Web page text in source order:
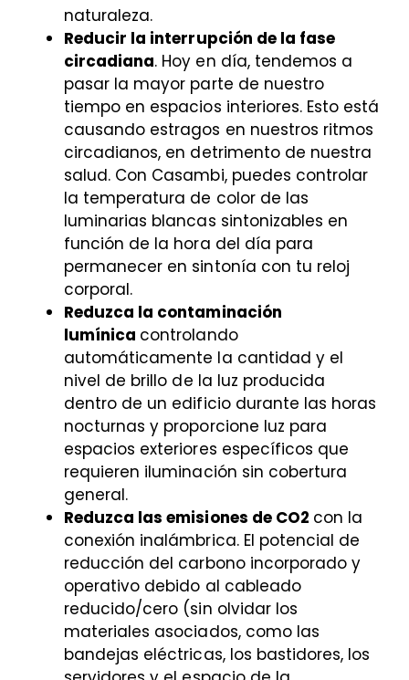
naturaleza.
Reducir la interrupción de la fase
circadiana. Hoy en día, tendemos a
pasar la mayor parte de nuestro
tiempo en espacios interiores. Esto está
causando estragos en nuestros ritmos
circadianos, en detrimento de nuestra
salud. Con Casambi, puedes controlar
la temperatura de color de las
luminarias blancas sintonizables en
función de la hora del día para
permanecer en sintonía con tu reloj
corporal.
Reduzca la contaminación
lumínica controlando
automáticamente la cantidad y el
nivel de brillo de la luz producida
dentro de un edificio durante las horas
nocturnas y proporcione luz para
espacios exteriores específicos que
requieren iluminación sin cobertura
general.
Reduzca las emisiones de CO2 con la
conexión inalámbrica. El potencial de
reducción del carbono incorporado y
operativo debido al cableado
reducido/cero (sin olvidar los
materiales asociados, como las
bandejas eléctricas, los bastidores, los